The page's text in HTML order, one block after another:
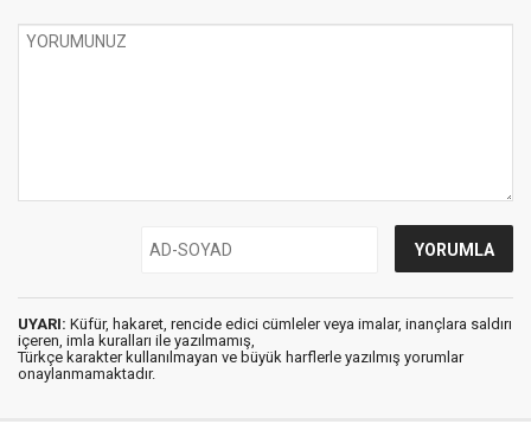
UYARI: Küfür, hakaret, rencide edici cümleler veya imalar, inançlara saldırı
içeren, imla kuralları ile yazılmamış,
Türkçe karakter kullanılmayan ve büyük harflerle yazılmış yorumlar
onaylanmamaktadır.